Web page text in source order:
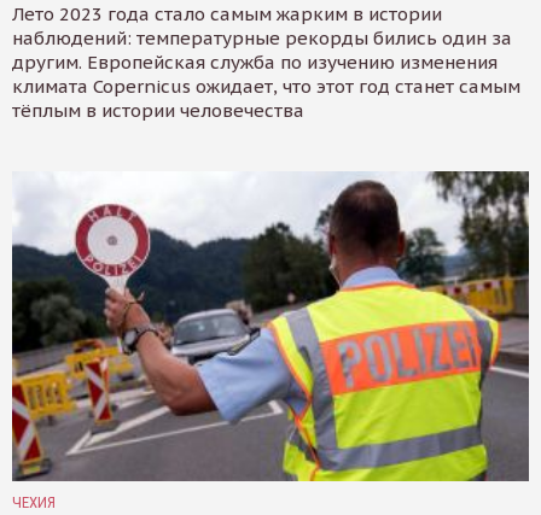
Лето 2023 года стало самым жарким в истории
наблюдений: температурные рекорды бились один за
другим. Европейская служба по изучению изменения
климата Copernicus ожидает, что этот год станет самым
тёплым в истории человечества
ЧЕХИЯ